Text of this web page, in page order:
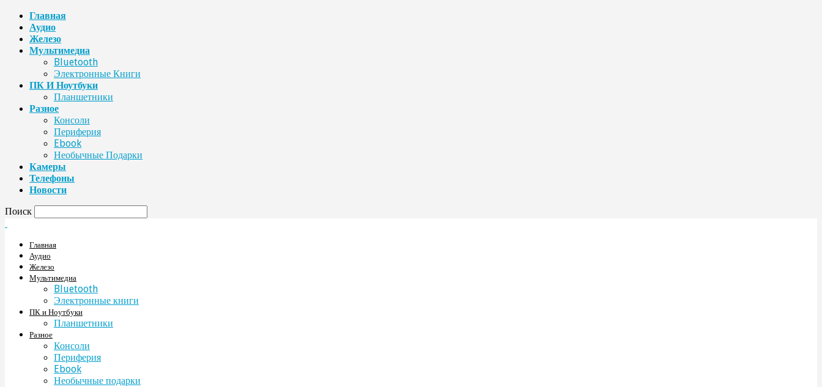
Главная
Аудио
Железо
Мультимедиа
Bluetooth
Электронные Книги
ПК И Ноутбуки
Планшетники
Разное
Консоли
Периферия
Ebook
Необычные Подарки
Камеры
Телефоны
Новости
Поиск
Главная
Аудио
Железо
Мультимедиа
Bluetooth
Электронные книги
ПК и Ноутбуки
Планшетники
Разное
Консоли
Периферия
Ebook
Необычные подарки